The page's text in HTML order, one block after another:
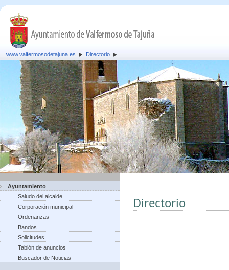
www.valfermosodetajuna.es Directorio
Ayuntamiento
Saludo del alcalde
Corporación municipal
Ordenanzas
Bandos
Solicitudes
Tablón de anuncios
Buscador de Noticias
Directorio